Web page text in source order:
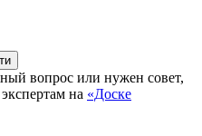
вопрос или нужен совет,
на «Доске